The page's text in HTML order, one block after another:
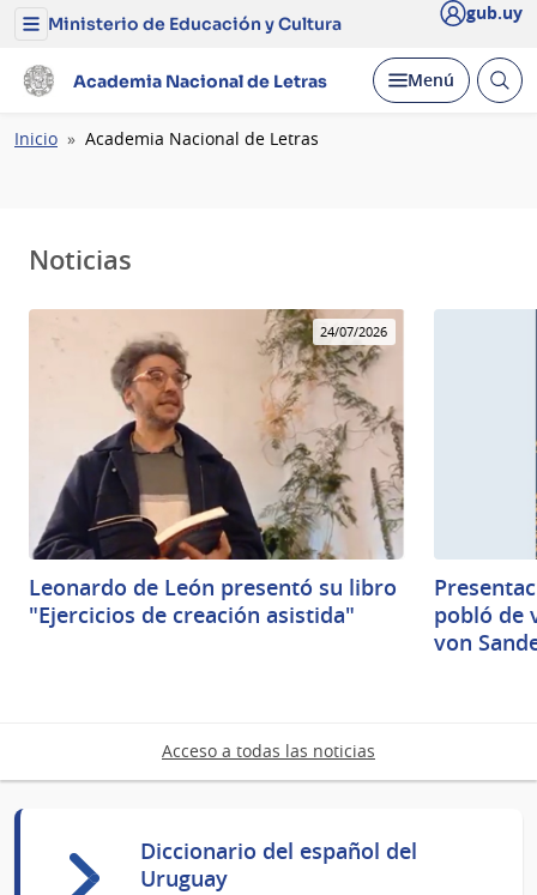
Menú
Ministerio
de
y
Cultura
Ministerio de Educación y Cultura gub.uy
Academia Nacional de Letras Desplegar
Menú Abrir
Ruta
Inicio Academia Nacional de Letras
Noticias
24/07/2026
Leonardo de León presentó su libro
"Ejercicios de creación asistida"
pobló de
von
Acceso a todas las noticias
Diccionario del español del
Uruguay